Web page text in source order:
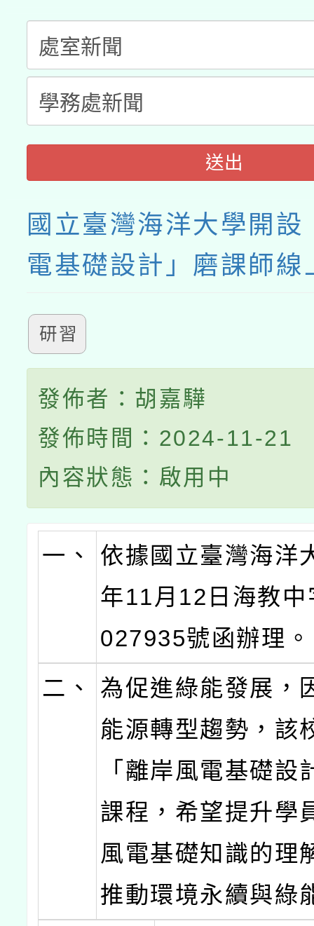
送出
國立臺灣海洋大學開設
電基礎設計」磨課師線
研習
發佈者：胡嘉驊
發佈時間：2024-11-21
內容狀態：啟用中
一、
依據國立臺灣海洋
年11月12日海教
027935號函辦理。
二、
為促進綠能發展，
能源轉型趨勢，該
「離岸風電基礎設
課程，希望提升學
風電基礎知識的理
推動環境永續與綠